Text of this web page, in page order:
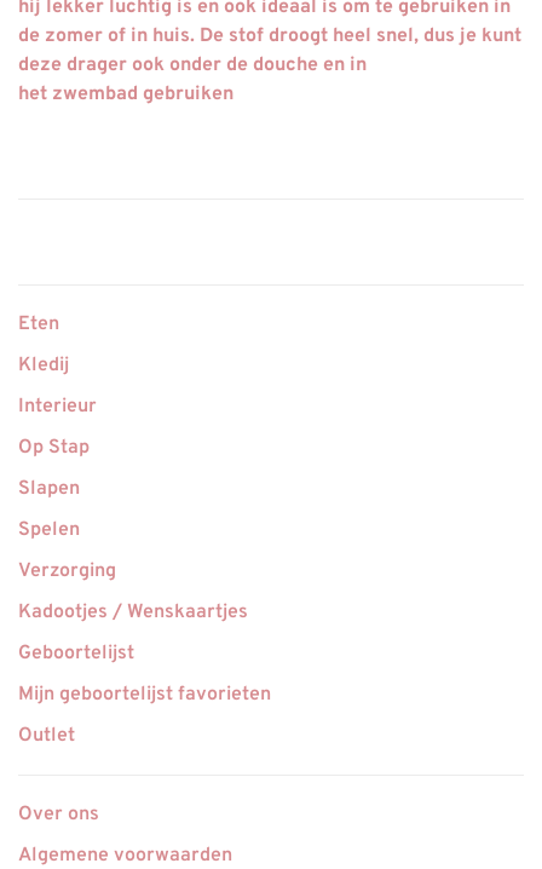
hij lekker luchtig is en ook ideaal is om te gebruiken in
de zomer of in huis. De stof droogt heel snel, dus je kunt
deze drager ook onder de douche en in
het zwembad gebruiken
Eten
Kledij
Interieur
Op Stap
Slapen
Spelen
Verzorging
Kadootjes / Wenskaartjes
Geboortelijst
Mijn geboortelijst favorieten
Outlet
Over ons
Algemene voorwaarden